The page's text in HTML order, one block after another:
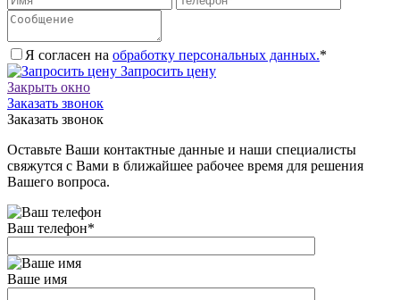
Я согласен на обработку персональных данных.*
Запросить цену
Закрыть окно
Заказать звонок
Заказать звонок
Оставьте Ваши контактные данные и наши специалисты
свяжутся с Вами в ближайшее рабочее время для решения
Вашего вопроса.
Ваш телефон*
Ваше имя